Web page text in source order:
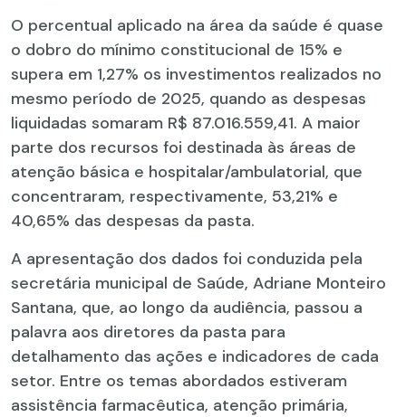
O percentual aplicado na área da saúde é quase
o dobro do mínimo constitucional de 15% e
supera em 1,27% os investimentos realizados no
mesmo período de 2025, quando as despesas
liquidadas somaram R$ 87.016.559,41. A maior
parte dos recursos foi destinada às áreas de
atenção básica e hospitalar/ambulatorial, que
concentraram, respectivamente, 53,21% e
40,65% das despesas da pasta.
A apresentação dos dados foi conduzida pela
secretária municipal de Saúde, Adriane Monteiro
Santana, que, ao longo da audiência, passou a
palavra aos diretores da pasta para
detalhamento das ações e indicadores de cada
setor. Entre os temas abordados estiveram
assistência farmacêutica, atenção primária,